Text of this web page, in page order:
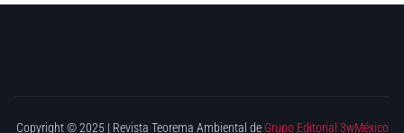
Copyright © 2025 | Revista Teorema Ambiental de Grupo Editorial 3wMéxico